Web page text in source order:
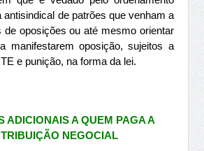
antisindical de patrões que venham a
de oposições ou até mesmo orientar
manifestarem oposição, sujeitos a
e punição, na forma da lei.
ADICIONAIS A QUEM PAGA A
NEGOCIAL